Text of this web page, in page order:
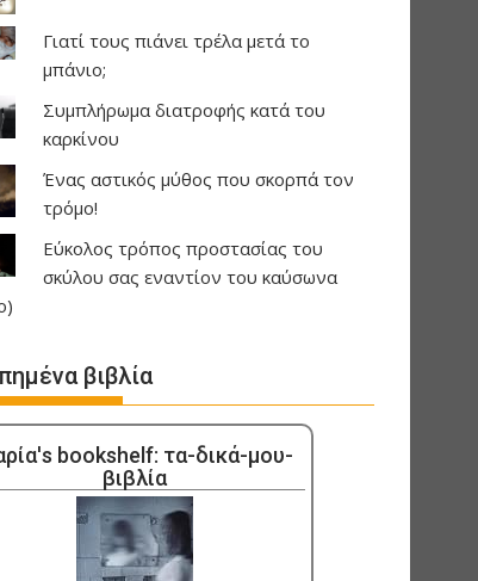
Γιατί τους πιάνει τρέλα μετά το
μπάνιο;
Συμπλήρωμα διατροφής κατά του
καρκίνου
Ένας αστικός μύθος που σκορπά τον
τρόμο!
Εύκολος τρόπος προστασίας του
σκύλου σας εναντίον του καύσωνα
βιβλία
bookshelf: τα-δικά-μου-
βιβλία